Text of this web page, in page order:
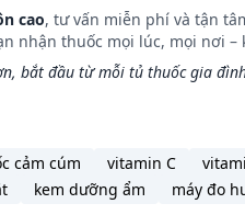
khi xông, xịt mũi và dùng
trong huyết tương, khi
cứu chỉ ra rằng phần
hóa.
cứuin vitro, một trong số
thải của thuốc khoảng 5
cao, tư vấn miễn phí và tận
nhận thuốc mọi lúc, mọi nơi –
bắt đầu từ mỗi tủ thuốc gia
cảm cúm vitamin C
kem dưỡng ẩm máy đo